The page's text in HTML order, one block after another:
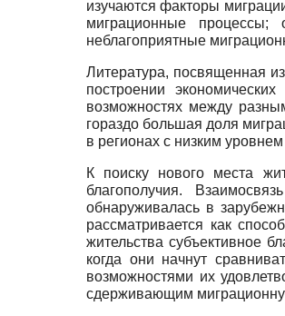
изучаются факторы
миграционные процессы;
неблагоприятные
Литература, посвященная
построении
возможностях между
гораздо большая доля
в регионах с низким
К поиску нового места
благополучия.
обнаруживалась в
рассматривается как
жительства субъективное
когда они начнут
возможностями их
сдерживающим